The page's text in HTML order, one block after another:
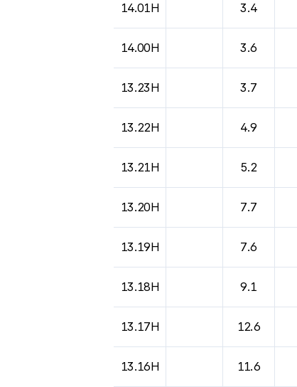
14.01H 3.4
14.00H 3.6
13.23H 3.7
13.22H 4.9
13.21H 5.2
13.20H 7.7
13.19H 7.6
13.18H 9.1
13.17H 12.6
13.16H 11.6